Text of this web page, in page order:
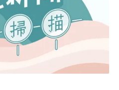
」，其威脅還沒有完全顯
加而加劇，因此更需要防患
油污排放的監管和執法。